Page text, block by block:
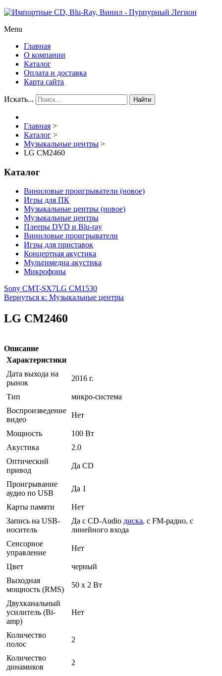
Menu
Главная
О компании
Каталог
Оплата и доставка
Карта сайта
Искать... Найти
Главная >
Каталог >
Музыкальные центры >
LG CM2460
Каталог
Виниловые проигрыватели (новое)
Игры для ПК
Музыкальные центры (новое)
Музыкальные центры
Плееры DVD и Blu-ray
Виниловые проигрыватели
Игры для приставок
Концертная акустика
Мультимедиа акустика
Микрофоны
Sony CMT-SX7LG CM1530
Вернуться к: Музыкальные центры
LG CM2460
Описание
Характеристики
Дата выхода на
рынок
2016 г.
Тип
микро-система
Воспроизведение
видео
Нет
Мощность
100 Вт
Акустика
2.0
Оптический
привод
Да CD
Проигрывание
аудио по USB
Да 1
Карты памяти
Нет
Запись на USB-
носитель
Да с CD-Audio диска, с FM-радио, с
линейного входа
Сенсорное
управление
Нет
Цвет
черный
Выходная
мощность (RMS)
50 x 2 Вт
Двухканальный
усилитель (Bi-
amp)
Нет
Количество
полос
2
Количество
динамиков
2